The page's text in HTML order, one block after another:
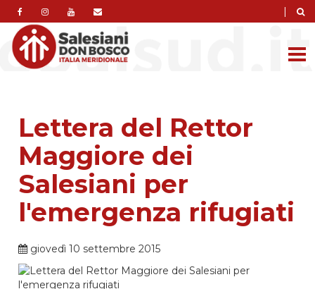
|
Lettera del Rettor
Maggiore dei
Salesiani per
l'emergenza rifugiati
giovedì 10 settembre 2015